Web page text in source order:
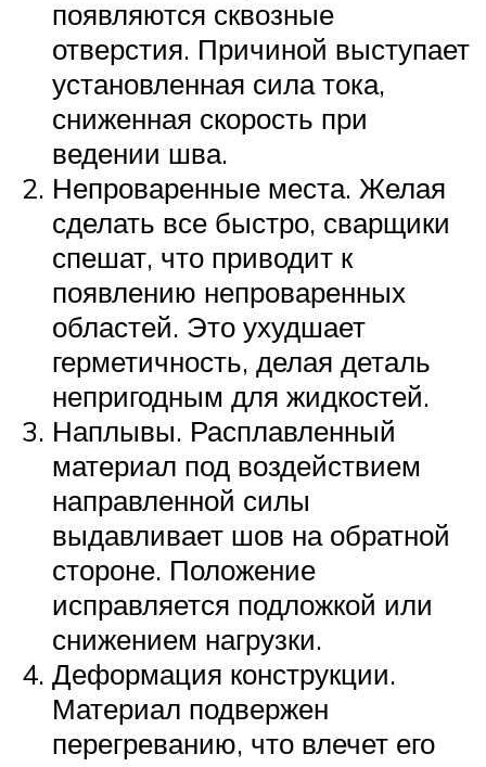
появляются сквозные
отверстия. Причиной выступает
установленная сила тока,
сниженная скорость при
ведении шва.
Непроваренные места. Желая
сделать все быстро, сварщики
спешат, что приводит к
появлению непроваренных
областей. Это ухудшает
герметичность, делая деталь
непригодным для жидкостей.
Наплывы. Расплавленный
материал под воздействием
направленной силы
выдавливает шов на обратной
стороне. Положение
исправляется подложкой или
снижением нагрузки.
Деформация конструкции.
Материал подвержен
перегреванию, что влечет его